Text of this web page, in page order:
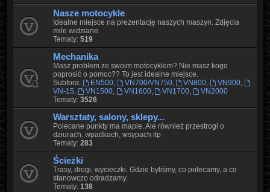
Nasze motocykle
Idealne miejsce na prezentację naszych maszyn. Zdjęcia
mile widziane.
Tematy: 519
Mechanika
Masz problem ze swoim motocyklem? Nie masz kogo
poprosić o pomoc?? To jest idealne miejsce.
Subfora:
EN500, VN700/VN750, VN800, VN900,
VN-15, VN1500, VN1600, VN1700,
VN2000
Tematy: 3526
Warsztaty, salony, sklepy...
Polecane punkty ma mapie. Ale również przestrogi o
dziurach, wpadkach, wsypach itp
Tematy: 283
Ścieżki
Trasy, drogi, wycieczki. Gdzie byliśmy, co polecamy, a co
stanowczo odradzamy.
Tematy: 138